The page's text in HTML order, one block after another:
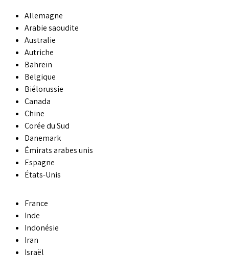
Allemagne
Arabie saoudite
Australie
Autriche
Bahreïn
Belgique
Biélorussie
Canada
Chine
Corée du Sud
Danemark
Émirats arabes unis
Espagne
États-Unis
France
Inde
Indonésie
Iran
Israël